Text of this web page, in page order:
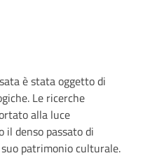
è stata oggetto di
Le ricerche
alla luce
denso passato di
patrimonio culturale.